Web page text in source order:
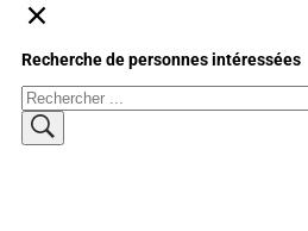
Recherche de personnes intéressées
Rechercher